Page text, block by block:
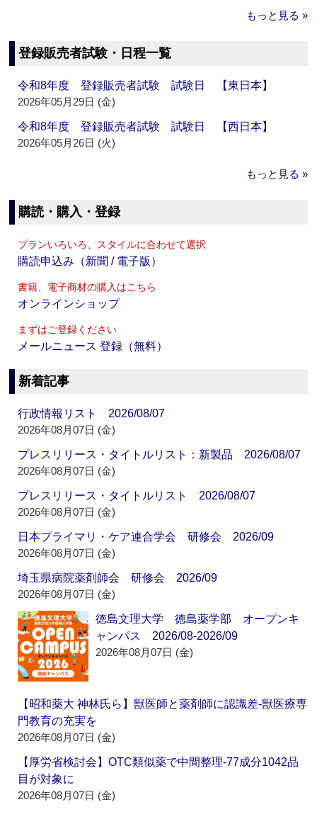
もっと見る »
登録販売者試験・日程一覧
令和8年度 登録販売者試験 試験日 【東日本】
2026年05月29日 (金)
令和8年度 登録販売者試験 試験日 【西日本】
2026年05月26日 (火)
もっと見る »
購読・購入・登録
プランいろいろ、スタイルに合わせて選択
購読申込み（新聞 / 電子版）
書籍、電子商材の購入はこちら
オンラインショップ
まずはご登録ください
メールニュース 登録（無料）
新着記事
行政情報リスト 2026/08/07
2026年08月07日 (金)
プレスリリース・タイトルリスト：新製品 2026/08/07
2026年08月07日 (金)
プレスリリース・タイトルリスト 2026/08/07
2026年08月07日 (金)
日本プライマリ・ケア連合学会 研修会 2026/09
2026年08月07日 (金)
埼玉県病院薬剤師会 研修会 2026/09
2026年08月07日 (金)
徳島文理大学 徳島薬学部 オープンキ
ャンパス 2026/08-2026/09
2026年08月07日 (金)
【昭和薬大 神林氏ら】獣医師と薬剤師に認識差‐獣医療専
門教育の充実を
2026年08月07日 (金)
【厚労省検討会】OTC類似薬で中間整理‐77成分1042品
目が対象に
2026年08月07日 (金)